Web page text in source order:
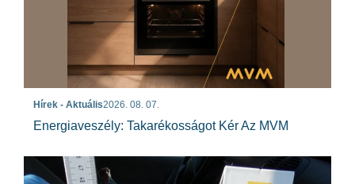
Hírek - Aktuális2026. 08. 07.
Energiaveszély: Takarékosságot Kér Az MVM